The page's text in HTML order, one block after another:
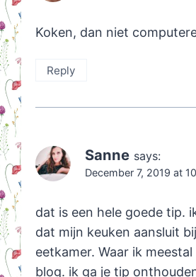
Koken, dan niet
Reply
Sanne says:
December 7, 2019 at
dat is een hele goede tip.
dat mijn keuken aansluit
eetkamer. Waar ik
blog. ik ga je tip